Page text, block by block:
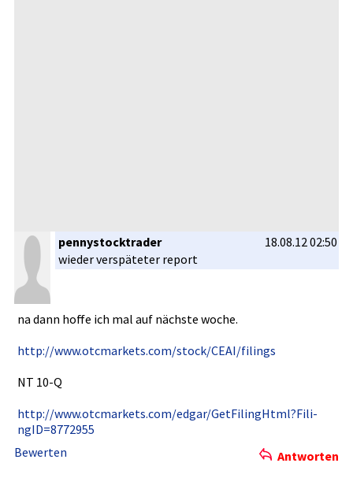
pennystocktrader
18.08.12 02:50
wieder verspätete­r report
na dann hoffe ich mal auf nächste woche.
http://www­.otcmarket­s.com/stoc­k/CEAI/fil­ings
NT 10-Q
http://www­.otcmarket­s.com/edga­r/GetFilin­gHtml?Fili­
ngID=87729­55
Bewerten
Antworten